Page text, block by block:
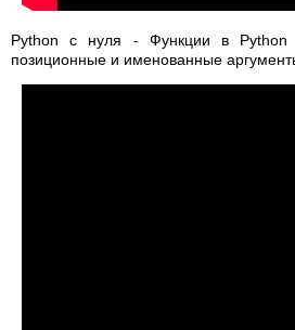
Python с нуля - Функции в Python
позиционные и именованные